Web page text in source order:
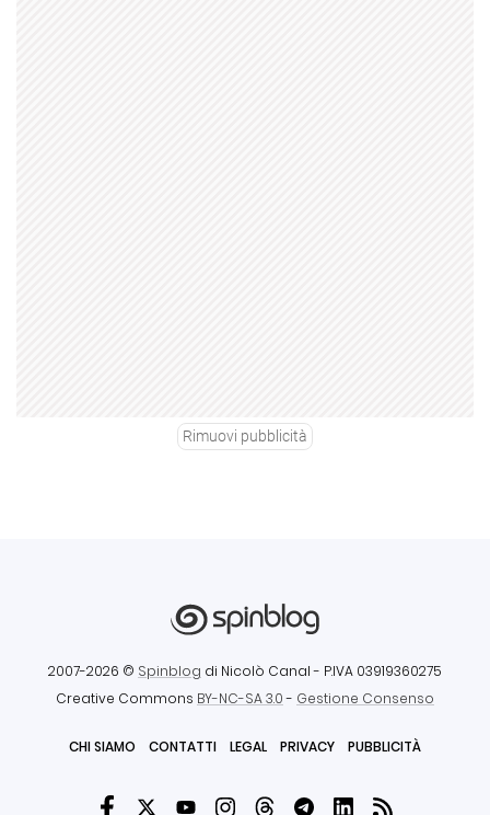
Rimuovi pubblicità
2007-2026 © Spinblog di Nicolò Canal - P.IVA 03919360275
Creative Commons BY-NC-SA 3.0- Gestione Consenso
CHI SIAMO CONTATTI LEGAL PRIVACY PUBBLICITÀ